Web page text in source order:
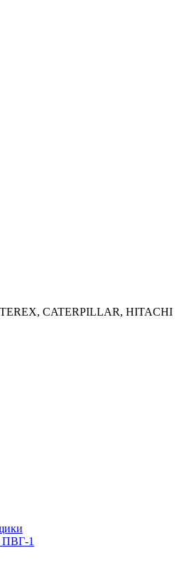
TEREX, CATERPILLAR, HITACHI
ПВГ-1